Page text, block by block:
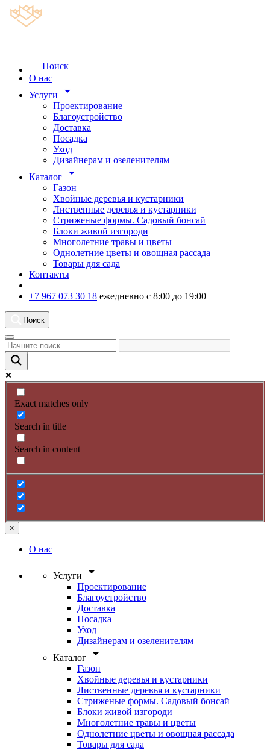
Поиск
О нас
Услуги
arrow_drop_down
Проектирование
Благоустройство
Доставка
Посадка
Уход
Дизайнерам и озеленителям
Каталог
arrow_drop_down
Газон
Хвойные деревья и кустарники
Лиственные деревья и кустарники
Стриженые формы. Садовый бонсай
Блоки живой изгороди
Многолетние травы и цветы
Однолетние цветы и овощная рассада
Товары для сада
Контакты
+7 967 073 30 18 ежедневно с 8:00 до 19:00
Поиск
Exact matches only
Search in title
Search in content
×
О нас
Услуги arrow_drop_down
Проектирование
Благоустройство
Доставка
Посадка
Уход
Дизайнерам и озеленителям
Каталог
arrow_drop_down
Газон
Хвойные деревья и кустарники
Лиственные деревья и кустарники
Стриженые формы. Садовый бонсай
Блоки живой изгороди
Многолетние травы и цветы
Однолетние цветы и овощная рассада
Товары для сада